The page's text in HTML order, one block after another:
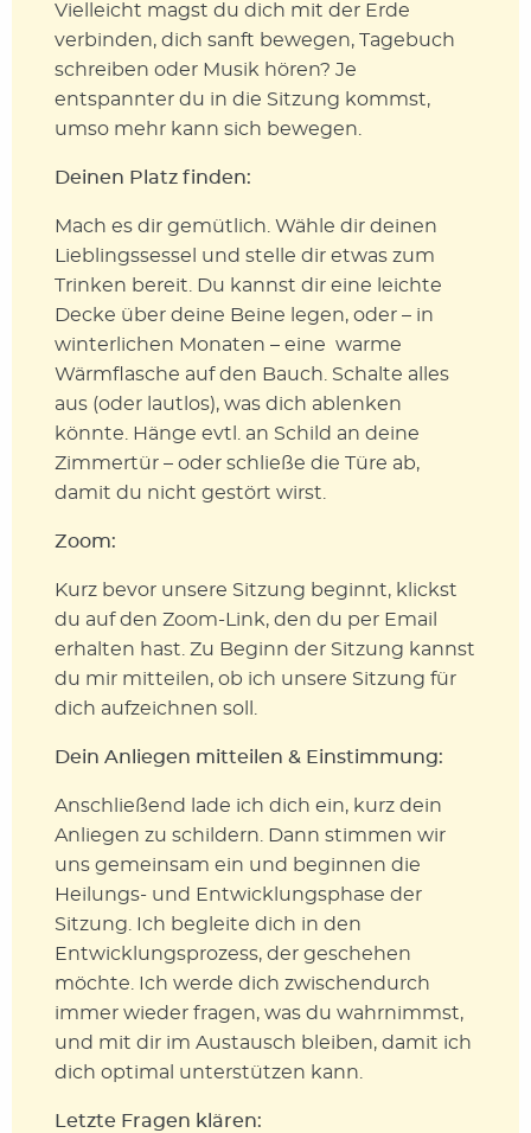
Vielleicht magst du dich mit der Erde
verbinden, dich sanft bewegen, Tagebuch
schreiben oder Musik hören? Je
entspannter du in die Sitzung kommst,
umso mehr kann sich bewegen.
Deinen Platz finden:
Mach es dir gemütlich. Wähle dir deinen
Lieblingssessel und stelle dir etwas zum
Trinken bereit. Du kannst dir eine leichte
Decke über deine Beine legen, oder – in
winterlichen Monaten – eine warme
Wärmflasche auf den Bauch. Schalte alles
aus (oder lautlos), was dich ablenken
könnte. Hänge evtl. an Schild an deine
Zimmertür – oder schließe die Türe ab,
damit du nicht gestört wirst.
Zoom:
Kurz bevor unsere Sitzung beginnt, klickst
du auf den Zoom-Link, den du per Email
erhalten hast. Zu Beginn der Sitzung kannst
du mir mitteilen, ob ich unsere Sitzung für
dich aufzeichnen soll.
Dein Anliegen mitteilen & Einstimmung:
Anschließend lade ich dich ein, kurz dein
Anliegen zu schildern. Dann stimmen wir
uns gemeinsam ein und beginnen die
Heilungs- und Entwicklungsphase der
Sitzung. Ich begleite dich in den
Entwicklungsprozess, der geschehen
möchte. Ich werde dich zwischendurch
immer wieder fragen, was du wahrnimmst,
und mit dir im Austausch bleiben, damit ich
dich optimal unterstützen kann.
Letzte Fragen klären: